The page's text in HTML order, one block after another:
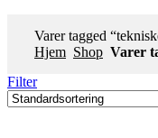
Varer tagged
Hjem Shop Varer
Filter